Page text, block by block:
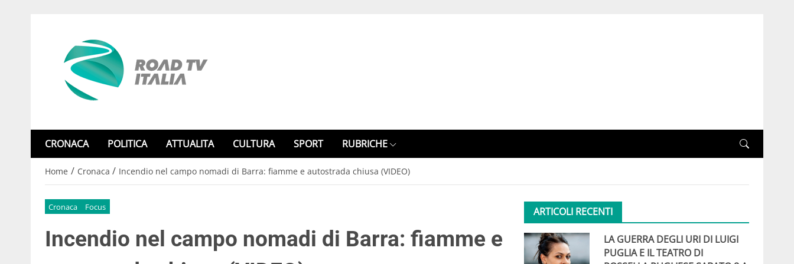
CRONACA POLITICA ATTUALITA CULTURA SPORT RUBRICHE
Home / Cronaca / Incendio nel campo nomadi di Barra: fiamme e autostrada chiusa (VIDEO)
Cronaca Focus
Incendio nel campo nomadi di Barra: fiamme e
ARTICOLI RECENTI
LA GUERRA DEGLI URI DI LUIGI
PUGLIA E IL TEATRO DI